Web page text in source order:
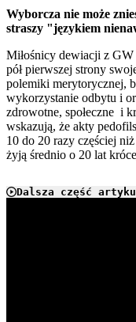
Wyborcza nie może
straszy "językiem
Miłośnicy dewiacji z
pół pierwszej strony
polemiki merytorycznej,
wykorzystanie odbytu i
zdrowotne, społeczne i
wskazują, że akty
10 do 20 razy częściej
żyją średnio o 20 lat
Dalsza część